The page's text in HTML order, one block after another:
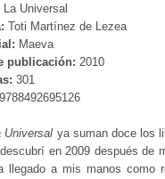
La Universal
Toti Martínez de Lezea
Maeva
publicación: 2010
301
9788492695126
Universal ya suman doce los
en 2009 después de
llegado a mis manos como